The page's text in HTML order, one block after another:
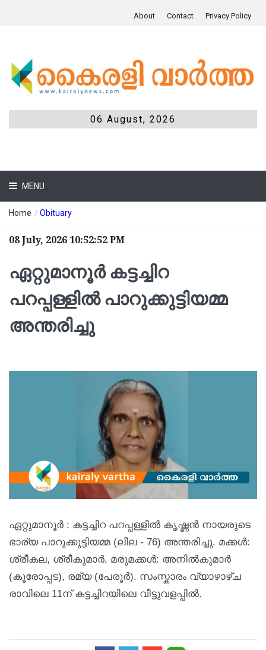
About Contact Privacy Policy
06 August, 2026
MENU
Home / Obituary
08 July, 2026 10:52:52 PM
ഏറ്റുമാനൂർ കട്ടച്ചിറ
പറപ്പള്ളിൽ പാറുക്കുട്ടിയമ്മ
അന്തരിച്ചു
ഏറ്റുമാനൂർ : കട്ടച്ചിറ പറപ്പള്ളിൽ കൃഷ്ണൻ നായരുടെ
ഭാര്യ പാറുക്കുട്ടിയമ്മ (ലീല - 76) അന്തരിച്ചു. മക്കൾ:
ശ്രീകല, ശ്രീകുമാർ, മരുമക്കൾ: അനിൽകുമാർ
(കൂരോപ്പട), രമ്യ (പേരൂർ). സംസ്കാരം വ്യാഴാഴ്ച
രാവിലെ 11ന് കട്ടച്ചിറയിലെ വീട്ടുവളപ്പിൽ.